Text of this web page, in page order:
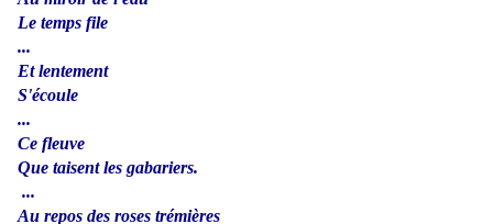
Le temps file
...
Et lentement
S'écoule
...
Ce fleuve
Que taisent les gabariers.
...
Au repos des roses trémières